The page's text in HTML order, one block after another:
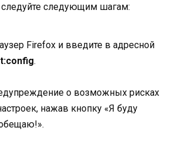
следуйте следующим шагам:
Firefox и введите в адресной
.
о возможных рисках
нажав кнопку «Я буду